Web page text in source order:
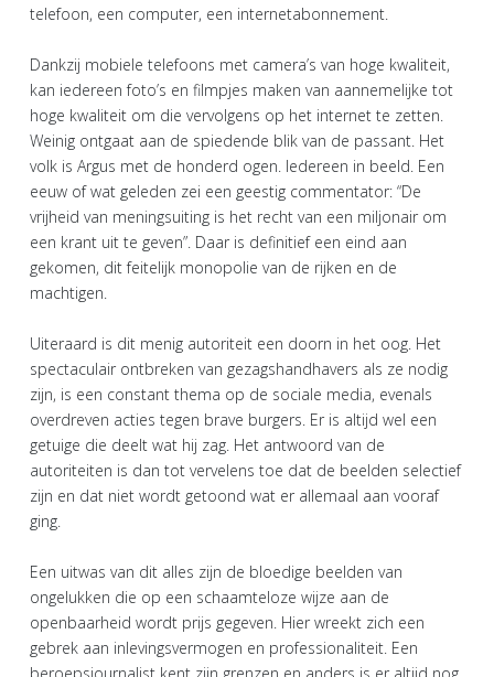
telefoon, een computer, een internetabonnement.
Dankzij mobiele telefoons met camera’s van hoge kwaliteit,
kan iedereen foto’s en filmpjes maken van aannemelijke tot
hoge kwaliteit om die vervolgens op het internet te zetten.
Weinig ontgaat aan de spiedende blik van de passant. Het
volk is Argus met de honderd ogen. Iedereen in beeld. Een
eeuw of wat geleden zei een geestig commentator: “De
vrijheid van meningsuiting is het recht van een miljonair om
een krant uit te geven”. Daar is definitief een eind aan
gekomen, dit feitelijk monopolie van de rijken en de
machtigen.
Uiteraard is dit menig autoriteit een doorn in het oog. Het
spectaculair ontbreken van gezagshandhavers als ze nodig
zijn, is een constant thema op de sociale media, evenals
overdreven acties tegen brave burgers. Er is altijd wel een
getuige die deelt wat hij zag. Het antwoord van de
autoriteiten is dan tot vervelens toe dat de beelden selectief
zijn en dat niet wordt getoond wat er allemaal aan vooraf
ging.
Een uitwas van dit alles zijn de bloedige beelden van
ongelukken die op een schaamteloze wijze aan de
openbaarheid wordt prijs gegeven. Hier wreekt zich een
gebrek aan inlevingsvermogen en professionaliteit. Een
beroepsjournalist kent zijn grenzen en anders is er altijd nog